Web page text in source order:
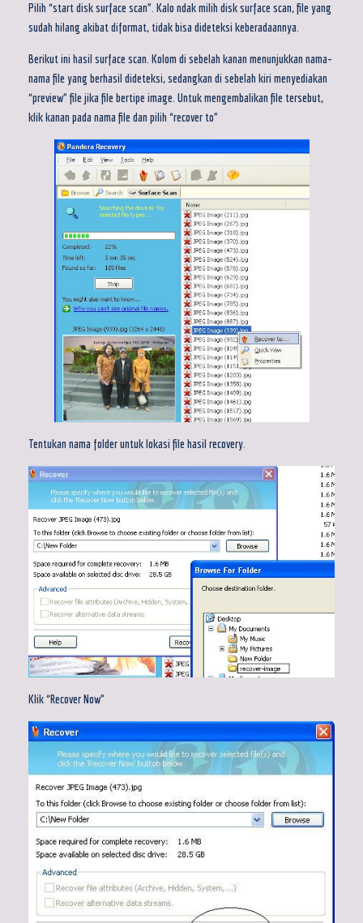
Pilih “start disk surface scan”. Kalo ndak milih disk surface scan, file yang
sudah hilang akibat diformat, tidak bisa dideteksi keberadaannya.
Berikut ini hasil surface scan. Kolom di sebelah kanan menunjukkan nama-
nama file yang berhasil dideteksi, sedangkan di sebelah kiri menyediakan
“preview” file jika file bertipe image. Untuk mengembalikan file tersebut,
klik kanan pada nama file dan pilih “recover to”
Tentukan nama folder untuk lokasi file hasil recovery.
Klik “Recover Now”